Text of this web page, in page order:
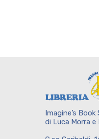
Imagine’s Book
di Luca Morra e